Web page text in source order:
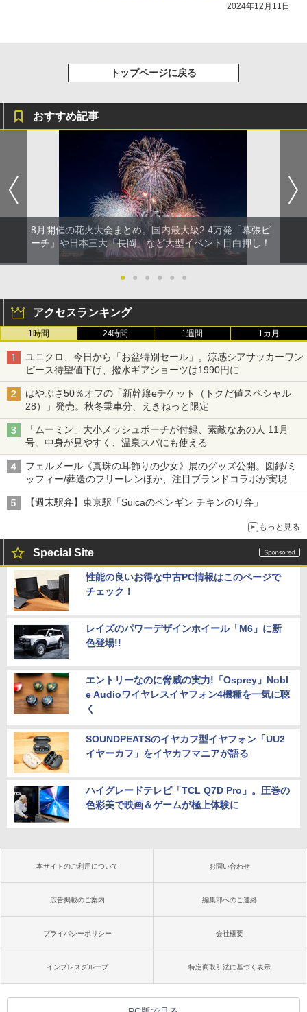
2024年12月11日
トップページに戻る
おすすめ記事
8月開催の花火大会まとめ。国内最大級2.4万発「幕張ビ
ーチ」や日本三大「長岡」など大型イベント目白押し！
● ● ● ● ● ●
アクセスランキング
1時間 24時間 1週間 1カ月
ユニクロ、今日から「お盆特別セール」。涼感シアサッカーワン
ピース待望値下げ、撥水ギアショーツは1990円に
はやぶさ50％オフの「新幹線eチケット（トクだ値スペシャル
28）」発売。秋冬乗車分、えきねっと限定
「ムーミン」大小メッシュポーチが付録、素敵なあの人 11月
号。中身が見やすく、温泉スパにも使える
フェルメール《真珠の耳飾りの少女》展のグッズ公開。図録/ミ
ッフィー/葬送のフリーレンほか、注目ブランドコラボが実現
【週末駅弁】東京駅「Suicaのペンギン チキンのり弁」
もっと見る
Special Site
性能の良いお得な中古PC情報はこのページで
チェック！
レイズのパワーデザインホイール「M6」に新
色登場!!
エントリーなのに脅威の実力!「Osprey」Nobl
e Audioワイヤレスイヤフォン4機種を一気に聴
く
SOUNDPEATSのイヤカフ型イヤフォン「UU2
イヤーカフ」をイヤカフマニアが語る
ハイグレードテレビ「TCL Q7D Pro」。圧巻の
色彩美で映画＆ゲームが極上体験に
本サイトのご利用について お問い合わせ
広告掲載のご案内 編集部へのご連絡
プライバシーポリシー 会社概要
インプレスグループ 特定商取引法に基づく表示